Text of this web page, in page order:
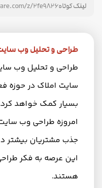
لینک کوتاه
طراحی و تحلیل وب
طراحی و تحلیل وب
سایت املاک در حوزه
بسیار کمک خواهد
امروزه طراحی وب
جذب مشتریان بیشتر
این عرصه به فکر
هستند.